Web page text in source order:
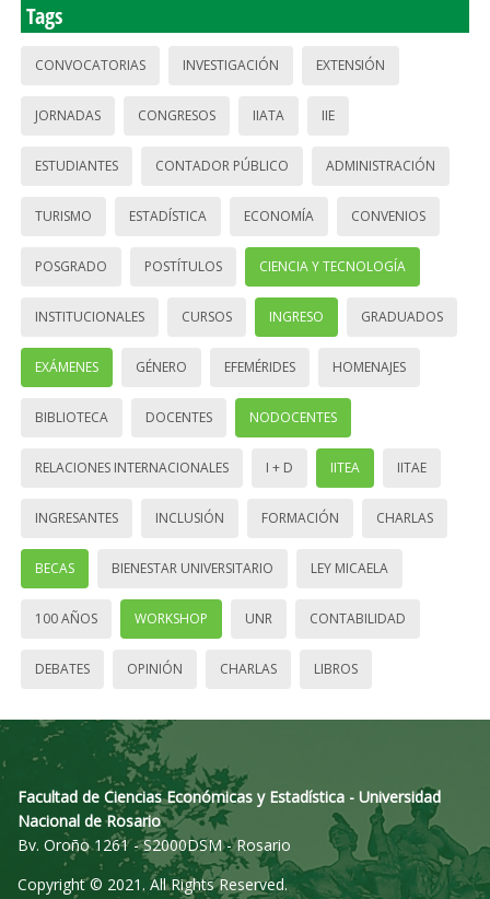
Tags
CONVOCATORIAS INVESTIGACIÓN EXTENSIÓN
JORNADAS CONGRESOS IIATA IIE
ESTUDIANTES CONTADOR PÚBLICO ADMINISTRACIÓN
TURISMO ESTADÍSTICA ECONOMÍA CONVENIOS
POSGRADO POSTÍTULOS CIENCIA Y TECNOLOGÍA
INSTITUCIONALES CURSOS INGRESO GRADUADOS
EXÁMENES GÉNERO EFEMÉRIDES HOMENAJES
BIBLIOTECA DOCENTES NODOCENTES
RELACIONES INTERNACIONALES I + D IITEA IITAE
INGRESANTES INCLUSIÓN FORMACIÓN CHARLAS
BECAS BIENESTAR UNIVERSITARIO LEY MICAELA
100 AÑOS WORKSHOP UNR CONTABILIDAD
DEBATES OPINIÓN CHARLAS LIBROS
Facultad de Ciencias Económicas y Estadística - Universidad
Nacional de Rosario
Bv. Oroño 1261 - S2000DSM - Rosario
Copyright © 2021. All Rights Reserved.